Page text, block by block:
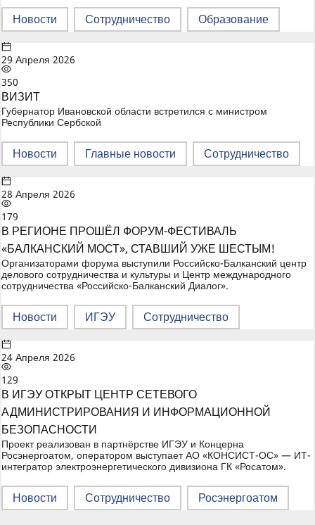
Новости Сотрудничество Образование
29 Апреля 2026
350
ВИЗИТ
Губернатор Ивановской области встретился с министром
Республики Сербской
Новости Главные новости Сотрудничество
28 Апреля 2026
179
В РЕГИОНЕ ПРОШЁЛ ФОРУМ-ФЕСТИВАЛЬ
«БАЛКАНСКИЙ МОСТ», СТАВШИЙ УЖЕ ШЕСТЫМ!
Организаторами форума выступили Российско-Балканский центр
делового сотрудничества и культуры и Центр международного
сотрудничества «Российско-Балканский Диалог».
Новости ИГЭУ Сотрудничество
24 Апреля 2026
129
В ИГЭУ ОТКРЫТ ЦЕНТР СЕТЕВОГО
АДМИНИСТРИРОВАНИЯ И ИНФОРМАЦИОННОЙ
БЕЗОПАСНОСТИ
Проект реализован в партнёрстве ИГЭУ и Концерна
Росэнергоатом, оператором выступает АО «КОНСИСТ-ОС» — ИТ-
интегратор электроэнергетического дивизиона ГК «Росатом».
Новости Сотрудничество Росэнергоатом